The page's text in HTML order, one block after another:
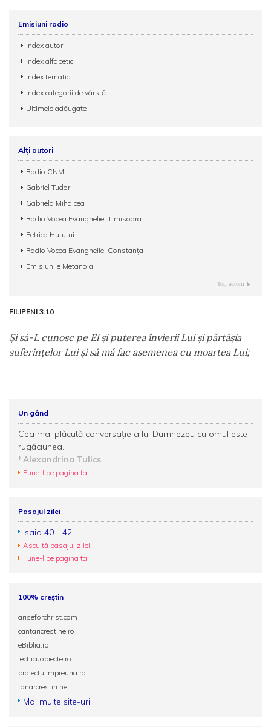
Emisiuni radio
Index autori
Index alfabetic
Index tematic
Index categorii de vârstă
Ultimele adăugate
Alți autori
Radio CNM
Gabriel Tudor
Gabriela Mihalcea
Radio Vocea Evangheliei Timisoara
Petrica Hututui
Radio Vocea Evangheliei Constanța
Emisiunile Metanoia
Toţi autorii
FILIPENI 3:10
Şi să-L cunosc pe El şi puterea învierii Lui şi părtăşia
suferinţelor Lui şi să mă fac asemenea cu moartea Lui;
Un gând
Cea mai plăcută conversație a lui Dumnezeu cu omul este
rugăciunea.
Alexandrina Tulics
Pune-l pe pagina ta
Pasajul zilei
Isaia 40 - 42
Ascultă pasajul zilei
Pune-l pe pagina ta
100% creștin
ariseforchrist.com
cantaricrestine.ro
eBiblia.ro
lectiicuobiecte.ro
proiectulimpreuna.ro
tanarcrestin.net
Mai multe site-uri